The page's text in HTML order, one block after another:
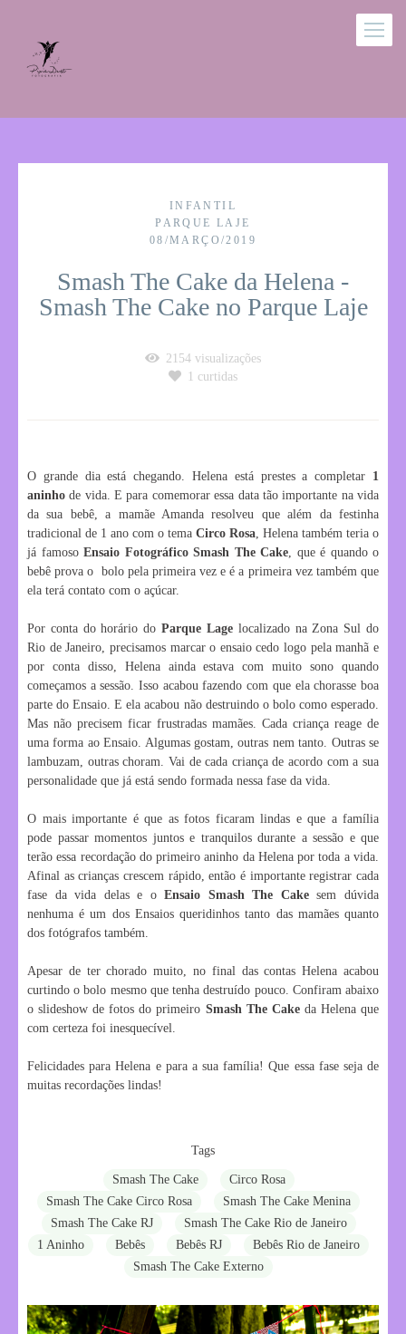
INFANTIL
PARQUE LAJE
08/MARÇO/2019
Smash The Cake da Helena -
Smash The Cake no Parque Laje
2154 visualizações
1 curtidas
O grande dia está chegando. Helena está prestes a completar 1
aninho de vida. E para comemorar essa data tão importante na vida
da sua bebê, a mamãe Amanda resolveu que além da festinha
tradicional de 1 ano com o tema Circo Rosa, Helena também teria o
já famoso Ensaio Fotográfico Smash The Cake, que é quando o
bebê prova o bolo pela primeira vez e é a primeira vez também que
ela terá contato com o açúcar.
Por conta do horário doParque Lagelocalizado na Zona Sul do
Rio de Janeiro, precisamos marcar o ensaio cedo logo pela manhã e
por conta disso, Helena ainda estava com muito sono quando
começamos a sessão. Isso acabou fazendo com que ela chorasse boa
parte do Ensaio. E ela acabou não destruindo o bolo como esperado.
Mas não precisem ficar frustradas mamães. Cada criança reage de
uma forma ao Ensaio. Algumas gostam, outras nem tanto. Outras se
lambuzam, outras choram. Vai de cada criança de acordo com a sua
personalidade que já está sendo formada nessa fase da vida.
O mais importante é que as fotos ficaram lindas e que a família
pode passar momentos juntos e tranquilos durante a sessão e que
terão essa recordação do primeiro aninho da Helena por toda a vida.
Afinal as crianças crescem rápido, então é importante registrar cada
fase da vida delas e oEnsaio Smash The Cakesem dúvida
nenhuma é um dos Ensaios queridinhos tanto das mamães quanto
dos fotógrafos também.
Apesar de ter chorado muito, no final das contas Helena acabou
curtindo o bolo mesmo que tenha destruído pouco. Confiram abaixo
o slideshow de fotos do primeiro Smash The Cakeda Helena que
com certeza foi inesquecível.
Felicidades para Helena e para a sua família! Que essa fase seja de
muitas recordações lindas!
Tags
Smash The Cake
Circo Rosa
Smash The Cake Circo Rosa
Smash The Cake Menina
Smash The Cake RJ
Smash The Cake Rio de Janeiro
1 Aninho
Bebês Bebês RJ
Bebês Rio de Janeiro
Smash The Cake Externo